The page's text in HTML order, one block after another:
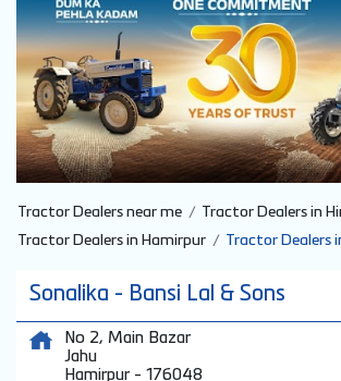
Tractor Dealers near me
Tractor Dealers in
Tractor Dealers in Hamirpur
Tractor Dealers
Sonalika - Bansi Lal & Sons
No 2, Main Bazar
Jahu
Hamirpur - 176048